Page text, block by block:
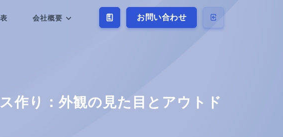
お問い合わせ
会社概要
作り：外観の見た目とアウトド